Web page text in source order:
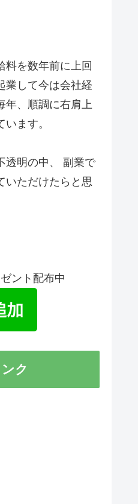
料を数年前に上回
業して今は会社経
年、順調に右肩上
ます。
透明の中、 副業で
いただけたらと思
ント配布中
ク